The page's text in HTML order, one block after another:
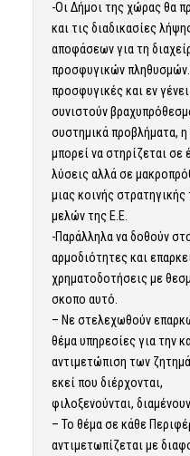
-Οι Δήμοι της χώρας θα
και τις διαδικασίες
αποφάσεων για τη
προσφυγικών
προσφυγικές και εν
συνιστούν
συστημικά προβλήματα,
μπορεί να στηρίζεται σε
λύσεις αλλά σε
μιας κοινής
μελών της Ε.Ε.
-Παράλληλα να δοθούν
αρμοδιότητες και
χρηματοδοτήσεις με
σκοπο αυτό.
– Νε στελεχωθούν
θέμα υπηρεσίες για την
αντιμετώπιση των
εκεί που διέρχονται,
φιλοξενούνται,
– Το θέμα σε κάθε
αντιμετωπίζεται με